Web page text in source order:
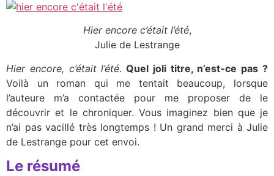
Hier encore c’était l’été,
Julie de Lestrange
Hier encore, c’était l’été. Quel joli titre, n’est-ce pas ?
Voilà un roman qui me tentait beaucoup, lorsque
l’auteure m’a contactée pour me proposer de le
découvrir et le chroniquer. Vous imaginez bien que je
n’ai pas vacillé très longtemps ! Un grand merci à Julie
de Lestrange pour cet envoi.
Le résumé